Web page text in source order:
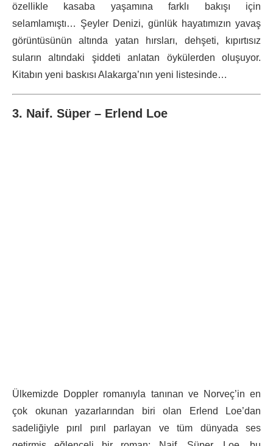
özellikle kasaba yaşamına farklı bakışı için
selamlamıştı… Şeyler Denizi, günlük hayatımızın yavaş
görüntüsünün altında yatan hırsları, dehşeti, kıpırtısız
suların altındaki şiddeti anlatan öykülerden oluşuyor.
Kitabın yeni baskısı Alakarga’nın yeni listesinde…
3. Naif. Süper – Erlend Loe
Ülkemizde Doppler romanıyla tanınan ve Norveç’in en
çok okunan yazarlarından biri olan Erlend Loe’dan
sadeliğiyle pırıl pırıl parlayan ve tüm dünyada ses